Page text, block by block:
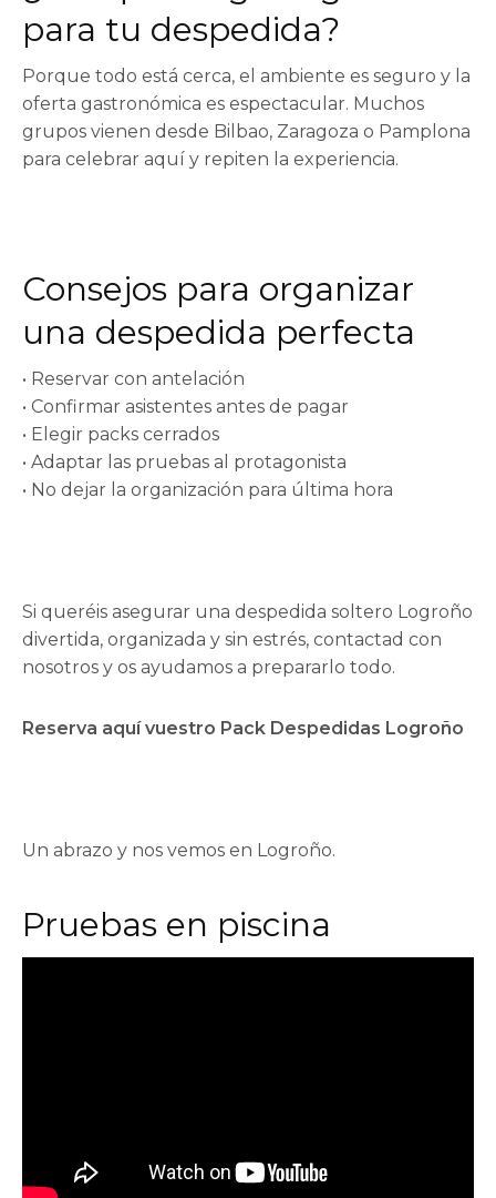
para tu despedida?
Porque todo está cerca, el ambiente es seguro y la
oferta gastronómica es espectacular. Muchos
grupos vienen desde Bilbao, Zaragoza o Pamplona
para celebrar aquí y repiten la experiencia.
Consejos para organizar
una despedida perfecta
• Reservar con antelación
• Confirmar asistentes antes de pagar
• Elegir packs cerrados
• Adaptar las pruebas al protagonista
• No dejar la organización para última hora
Si queréis asegurar una despedida soltero Logroño
divertida, organizada y sin estrés, contactad con
nosotros y os ayudamos a prepararlo todo.
Reserva aquí vuestro Pack Despedidas Logroño
Un abrazo y nos vemos en Logroño.
Pruebas en piscina